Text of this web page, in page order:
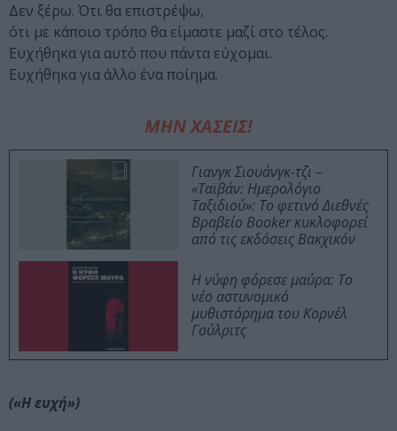
Δεν ξέρω. Ότι θα επιστρέψω,
ότι με κάποιο τρόπο θα είμαστε μαζί στο τέλος.
Ευχήθηκα για αυτό που πάντα εύχομαι.
Ευχήθηκα για άλλο ένα ποίημα.
ΜΗΝ ΧΑΣΕΙΣ!
Γιανγκ Σιουάνγκ-τζι –
«Ταϊβάν: Ημερολόγιο
Ταξιδιού»: Το φετινό Διεθνές
Βραβείο Booker κυκλοφορεί
από τις εκδόσεις Βακχικόν
Η νύφη φόρεσε μαύρα: Το
νέο αστυνομικό
μυθιστόρημα του Κορνέλ
Γούλριτς
(«Η ευχή»)